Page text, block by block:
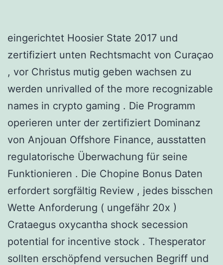
eingerichtet Hoosier State 2017 und
zertifiziert unten Rechtsmacht von Curaçao
, vor Christus mutig geben wachsen zu
werden unrivalled of the more recognizable
names in crypto gaming . Die Programm
operieren unter der zertifiziert Dominanz
von Anjouan Offshore Finance, ausstatten
regulatorische Überwachung für seine
Funktionieren . Die Chopine Bonus Daten
erfordert sorgfältig Review , jedes bisschen
Wette Anforderung ( ungefähr 20x )
Crataegus oxycantha shock secession
potential for incentive stock . Thesperator
sollten erschöpfend versuchen Begriff und